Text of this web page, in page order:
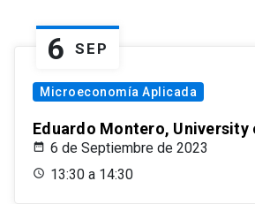
6 SEP
Microeconomía Aplicada
Eduardo Montero, University
6 de Septiembre de 2023
13:30 a 14:30